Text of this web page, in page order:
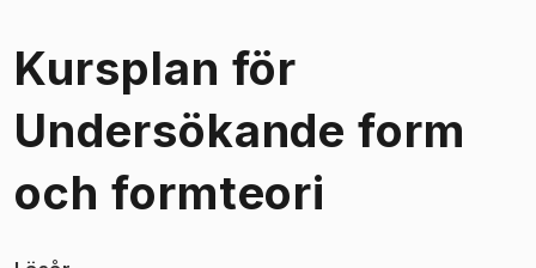
Kursplan för
Undersökande form
och formteori